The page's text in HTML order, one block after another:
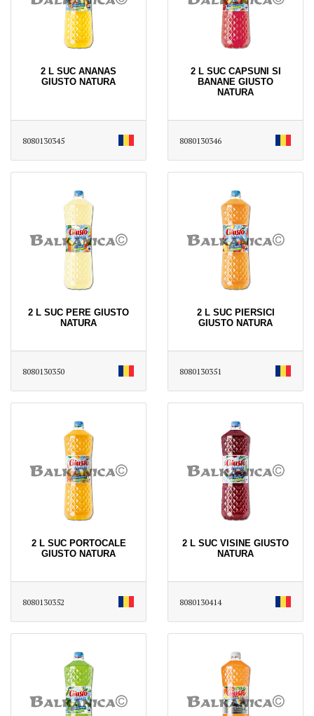
2 L SUC ANANAS
GIUSTO NATURA
8080130345
2 L SUC CAPSUNI SI
BANANE GIUSTO
NATURA
8080130346
2 L SUC PERE GIUSTO
NATURA
8080130350
2 L SUC PIERSICI
GIUSTO NATURA
8080130351
2 L SUC PORTOCALE
GIUSTO NATURA
8080130352
2 L SUC VISINE GIUSTO
NATURA
8080130414